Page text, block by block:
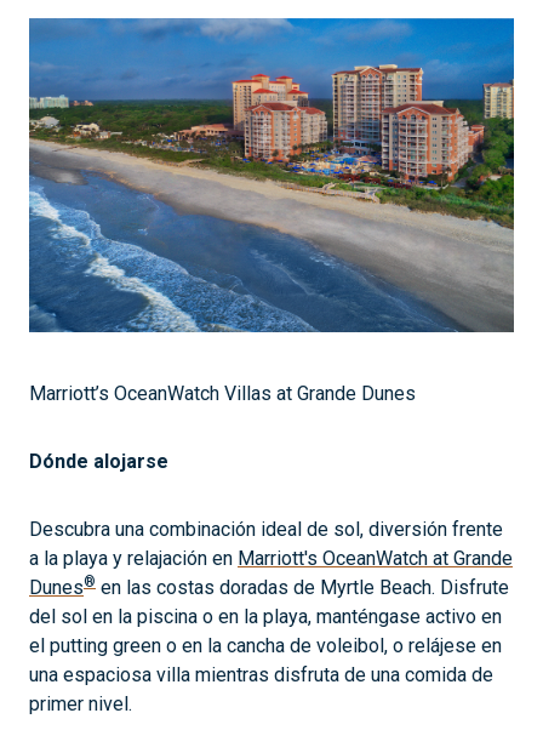
Marriott’s OceanWatch Villas at Grande Dunes
Dónde alojarse
Descubra una combinación ideal de sol, diversión frente
a la playa y relajación en Marriott's OceanWatch at Grande
Dunes® en las costas doradas de Myrtle Beach. Disfrute
del sol en la piscina o en la playa, manténgase activo en
el putting green o en la cancha de voleibol, o relájese en
una espaciosa villa mientras disfruta de una comida de
primer nivel.